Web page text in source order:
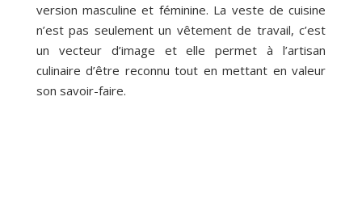
version masculine et féminine. La veste de cuisine
n’est pas seulement un vêtement de travail, c’est
un vecteur d’image et elle permet à l’artisan
culinaire d’être reconnu tout en mettant en valeur
son savoir-faire.